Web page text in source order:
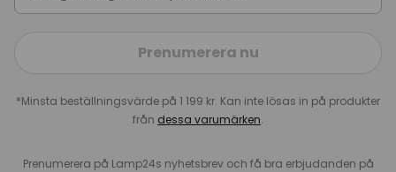
Prenumerera nu
*Minsta beställningsvärde på 1 199 kr. Kan inte lösas in på produkter
från dessa varumärken.
Prenumerera på Lamp24s nyhetsbrev och få bra erbjudanden på